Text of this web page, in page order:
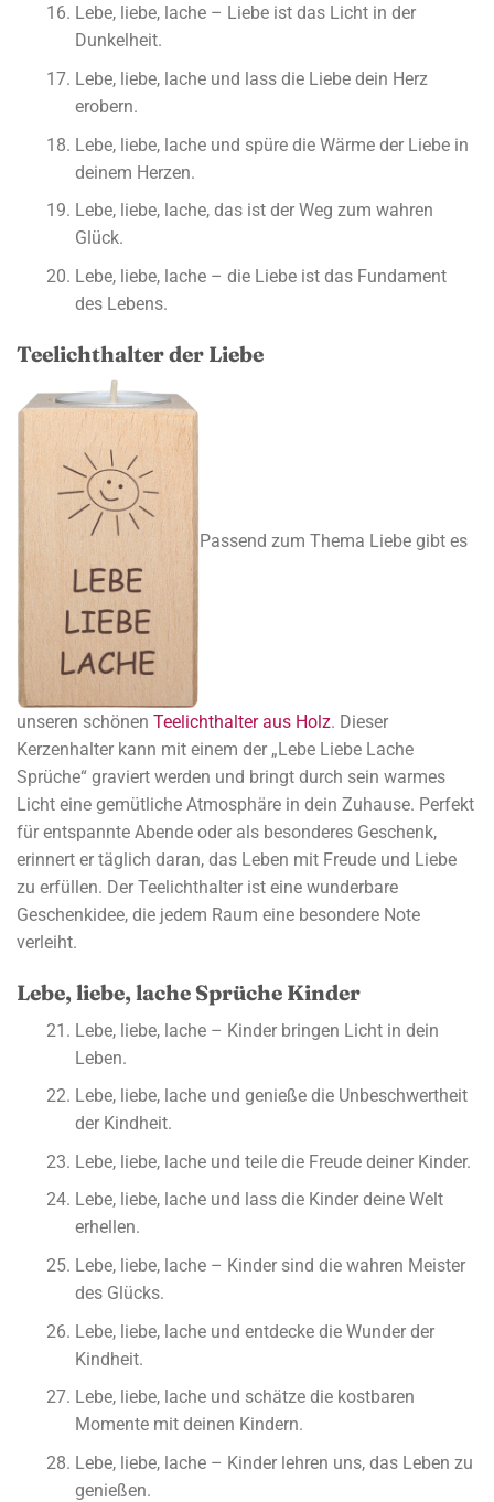
Lebe, liebe, lache – Liebe ist das Licht in der
Dunkelheit.
Lebe, liebe, lache und lass die Liebe dein Herz
erobern.
Lebe, liebe, lache und spüre die Wärme der Liebe in
deinem Herzen.
Lebe, liebe, lache, das ist der Weg zum wahren
Glück.
Lebe, liebe, lache – die Liebe ist das Fundament
des Lebens.
Teelichthalter der Liebe
Passend zum Thema Liebe gibt es
unseren schönen Teelichthalter aus Holz. Dieser
Kerzenhalter kann mit einem der „Lebe Liebe Lache
Sprüche“ graviert werden und bringt durch sein warmes
Licht eine gemütliche Atmosphäre in dein Zuhause. Perfekt
für entspannte Abende oder als besonderes Geschenk,
erinnert er täglich daran, das Leben mit Freude und Liebe
zu erfüllen. Der Teelichthalter ist eine wunderbare
Geschenkidee, die jedem Raum eine besondere Note
verleiht.
Lebe, liebe, lache Sprüche Kinder
Lebe, liebe, lache – Kinder bringen Licht in dein
Leben.
Lebe, liebe, lache und genieße die Unbeschwertheit
der Kindheit.
Lebe, liebe, lache und teile die Freude deiner Kinder.
Lebe, liebe, lache und lass die Kinder deine Welt
erhellen.
Lebe, liebe, lache – Kinder sind die wahren Meister
des Glücks.
Lebe, liebe, lache und entdecke die Wunder der
Kindheit.
Lebe, liebe, lache und schätze die kostbaren
Momente mit deinen Kindern.
Lebe, liebe, lache – Kinder lehren uns, das Leben zu
genießen.